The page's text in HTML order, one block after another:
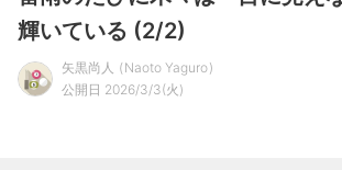
輝いている (2/2)
矢黒尚人
Naoto Yaguro
公開日 2026/3/3(火)